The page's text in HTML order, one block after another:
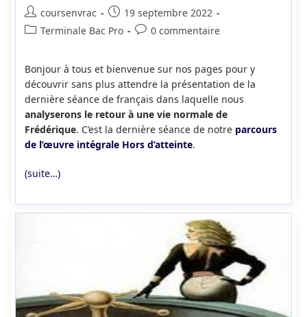
Auteur/autrice
de
coursenvrac
Publication
publiée :
19 septembre 2022
PostTerminale Bac Pro
Commentaires
publication :
0 commentaire
Bonjour à tous et bienvenue sur nos pages pour y
découvrir sans plus attendre la présentation de la
dernière séance de français dans laquelle nous
analyserons le retour à une vie normale de
Frédérique. C’est la dernière séance de notre parcours
de l’œuvre intégrale Hors d’atteinte.
(suite…)